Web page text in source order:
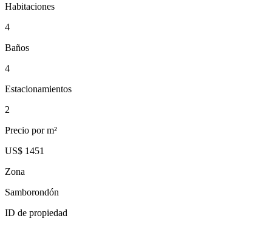
Habitaciones
4
Baños
4
Estacionamientos
2
Precio por m²
US$ 1451
Zona
Samborondón
ID de propiedad